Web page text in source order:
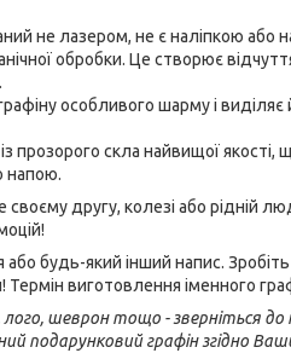
не лазером, не є наліпкою або
обробки. Це створює
особливого шарму і виділяє
прозорого скла найвищої
напою.
другу, колезі або рідній
будь-який інший напис.
виготовлення іменного
шеврон тощо - зверніться до
подарунковий графін згідно